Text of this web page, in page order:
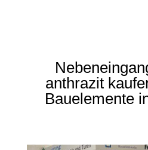
anthrazit
Bauelemente